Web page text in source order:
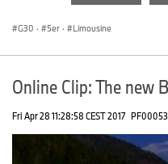
G30 · 5er · Limousine
Online Clip: The new
Fri Apr 28 11:28:58 CEST 2017